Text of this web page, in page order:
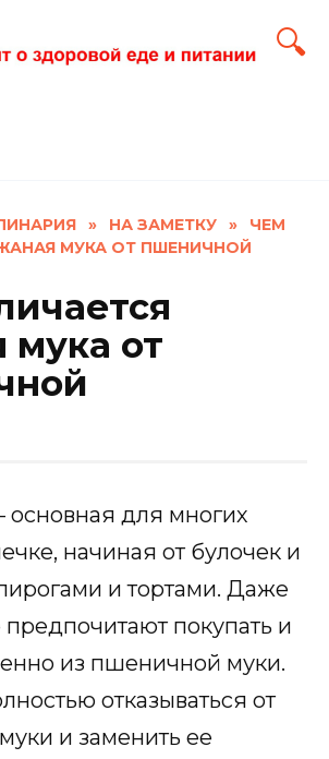
» НА ЗАМЕТКУ »
ЧЕМ
МУКА ОТ ПШЕНИЧНОЙ
мука от
основная для многих
начиная от булочек и
и тортами. Даже
покупать и
из пшеничной муки.
отказываться от
и заменить ее